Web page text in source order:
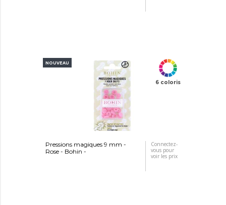
NOUVEAU
6 coloris
Pressions magiques 9 mm -
Rose - Bohin -
Connectez-
vous pour
voir les prix